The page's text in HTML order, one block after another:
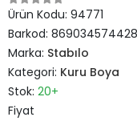
Ürün Kodu: 94771
Barkod:
Marka: Stabılo
Kategori: Kuru Boya
Stok: 20+
Fiyat